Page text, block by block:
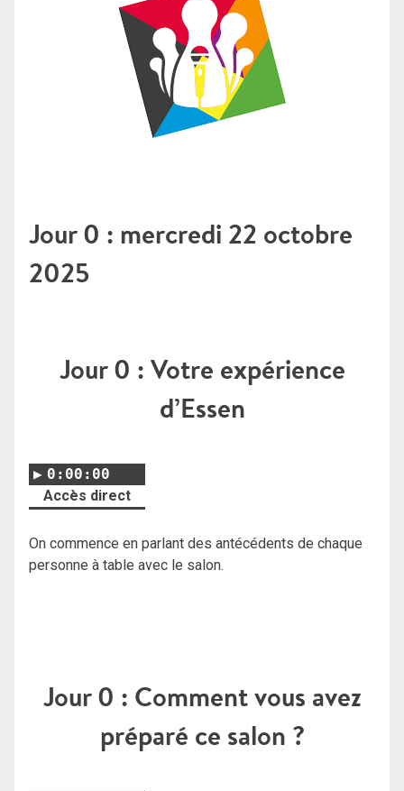
Jour 0 : mercredi 22 octobre
2025
Jour 0 : Votre expérience
d’Essen
0:00:00
Accès direct
On commence en parlant des antécédents de chaque
personne à table avec le salon.
Jour 0 : Comment vous avez
préparé ce salon ?